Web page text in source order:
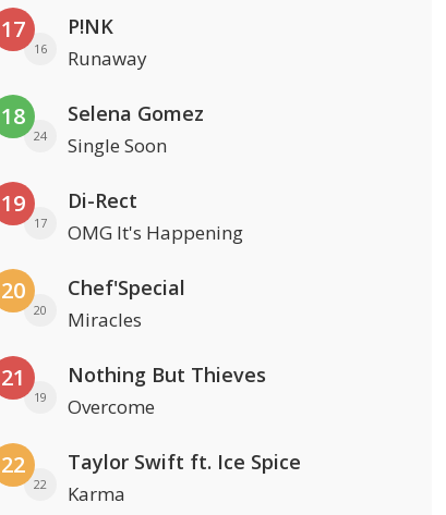
17
16
P!NK
Runaway
18
24
Selena Gomez
Single Soon
19
17
Di-Rect
OMG It's Happening
20
20
Chef'Special
Miracles
21
19
Nothing But Thieves
Overcome
22
22
Taylor Swift ft. Ice Spice
Karma